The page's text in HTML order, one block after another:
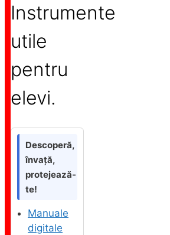
Instrumente
utile
pentru
elevi.
Descoperă,
învață,
protejează-
te!
Manuale
digitale